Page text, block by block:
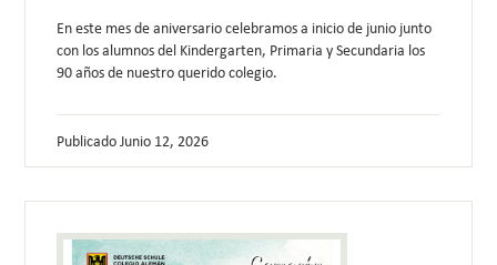
En este mes de aniversario celebramos a inicio de junio junto
con los alumnos del Kindergarten, Primaria y Secundaria los
90 años de nuestro querido colegio.
PublicadoJunio 12, 2026